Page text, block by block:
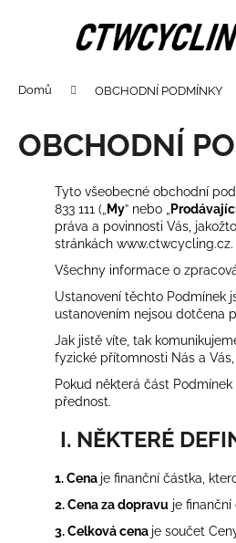
Domů OBCHODNÍ PODMÍNKY
OBCHODNÍ
Tyto všeobecné obchodní
833 111 („ My” nebo „
práva a povinnosti Vás,
stránkách www.ctwcycling.cz.
Všechny informace o
Ustanovení těchto Podmínek
ustanovením nejsou dotčena
Jak jistě víte, tak
fyzické přítomnosti Nás a
Pokud některá část
přednost.
I. NĚKTERÉ
1. Cena je finanční částka,
2. Cena za dopravu je
3. Celková cena je součet
Zpět
Zpět
299 Kč